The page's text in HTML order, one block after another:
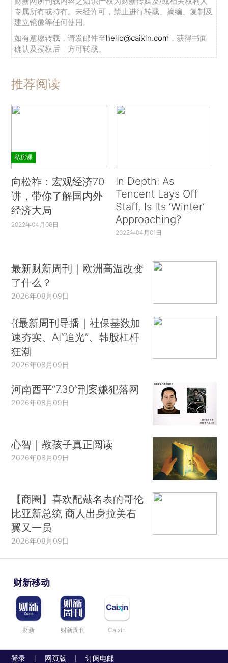
专属所有或持有。未经许可，禁止进行转载、摘编、复制及
建立镜像等任何使用。
如有意愿转载，请发邮件至hello@caixin.com ，获得书面
确认及授权后，方可转载。
推荐阅读
私房课
向松祚：宏观经济70
讲，带你了解国内外
经济大局
2022年04月06日
In Depth: As
Tencent Lays Off
Staff, Is Its ‘Winter’
Approaching?
2022年04月01日
最新财新周刊｜欧洲高温改变
了什么？
2026年08月09日
{{最新周刊导播｜社保基数加
速夯实、AI“追光”、韩股杠杆
狂潮
2026年08月09日
河南西平“7.30”刑案嫌犯落网
2026年08月09日
心智｜教孩子真正阅读
2026年08月09日
【商圈】喜欢配戴名表的哥伦
比亚新总统 商人出身拉美右
翼又一员
2026年08月09日
财新移动
财新 财新周刊 Caixin
登录 网页版 订阅电邮